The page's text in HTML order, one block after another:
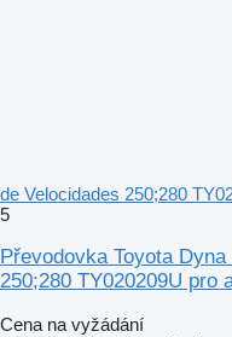
de Velocidades 250;280
5
Převodovka Toyota
250;280 TY020209U pro
Cena na vyžádání